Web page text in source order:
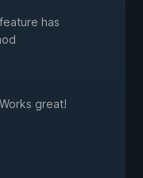
has
great!